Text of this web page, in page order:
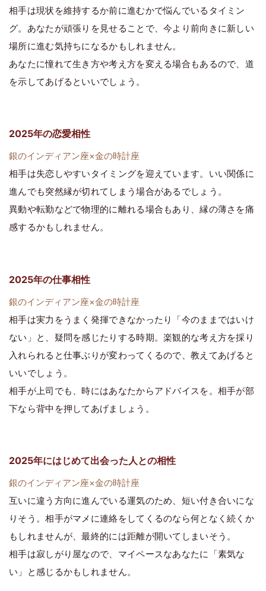
相手は現状を維持するか前に進むかで悩んでいるタイミン
グ。あなたが頑張りを見せることで、今より前向きに新しい
場所に進む気持ちになるかもしれません。
あなたに憧れて生き方や考え方を変える場合もあるので、道
を示してあげるといいでしょう。
2025年の恋愛相性
銀のインディアン座×金の時計座
相手は失恋しやすいタイミングを迎えています。いい関係に
進んでも突然縁が切れてしまう場合があるでしょう。
異動や転勤などで物理的に離れる場合もあり、縁の薄さを痛
感するかもしれません。
2025年の仕事相性
銀のインディアン座×金の時計座
相手は実力をうまく発揮できなかったり「今のままではいけ
ない」と、疑問を感じたりする時期。楽観的な考え方を採り
入れられると仕事ぶりが変わってくるので、教えてあげると
いいでしょう。
相手が上司でも、時にはあなたからアドバイスを。相手が部
下なら背中を押してあげましょう。
2025年にはじめて出会った人との相性
銀のインディアン座×金の時計座
互いに違う方向に進んでいる運気のため、短い付き合いにな
りそう。相手がマメに連絡をしてくるのなら何となく続くか
もしれませんが、最終的には距離が開いてしまいそう。
相手は寂しがり屋なので、マイペースなあなたに「素気な
い」と感じるかもしれません。